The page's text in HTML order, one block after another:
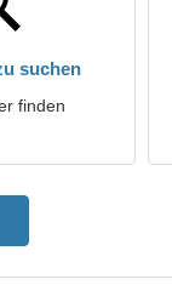
suchen
finden